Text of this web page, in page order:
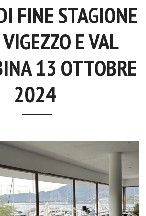
FINE STAGIONE
E VAL
13 OTTOBRE
2024